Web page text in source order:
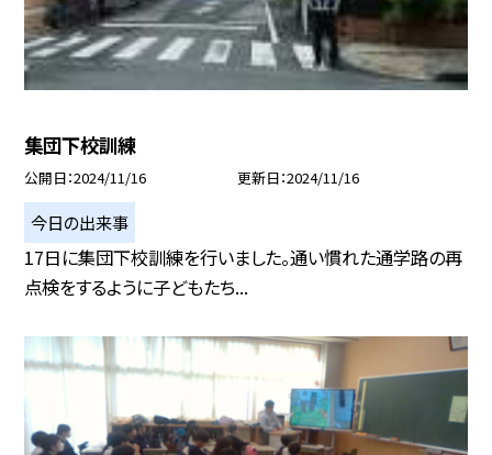
集団下校訓練
公開日 2024/11/16 更新日 2024/11/16
今日の出来事
17日に集団下校訓練を行いました。通い慣れた通学路の再
点検をするように子どもたち...